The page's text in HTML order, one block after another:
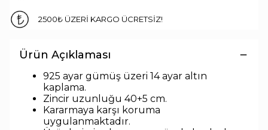
2500₺ ÜZERİ KARGO ÜCRETSİZ!
Ürün Açıklaması
925 ayar gümüş üzeri 14 ayar altın
kaplama.
Zincir uzunluğu 40+5 cm.
Kararmaya karşı koruma
uygulanmaktadır.